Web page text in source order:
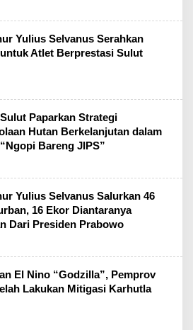
Yulius Selvanus Serahkan
Atlet Berprestasi Sulut
Paparkan Strategi
Hutan Berkelanjutan dalam
Bareng JIPS”
Yulius Selvanus Salurkan 46
16 Ekor Diantaranya
Dari Presiden Prabowo
El Nino “Godzilla”, Pemprov
Lakukan Mitigasi Karhutla